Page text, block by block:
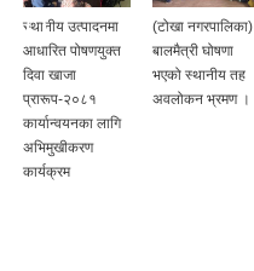
स्थानीय उत्पादनमा
आधारित पोषणयुक्त
दिवा खाजा
प्रारूप-२०८१
कार्यान्वयनका लागि
अभिमुखीकरण
कार्यक्रम
(टोखा नगरपालिका)
बालमैत्री घोषणा
भएको स्थानीय तह
अवलोकन भ्रमण ।